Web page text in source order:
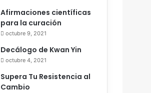
Afirmaciones científicas
para la curación
octubre 9, 2021
Decálogo de Kwan Yin
octubre 4, 2021
Supera Tu Resistencia al
Cambio